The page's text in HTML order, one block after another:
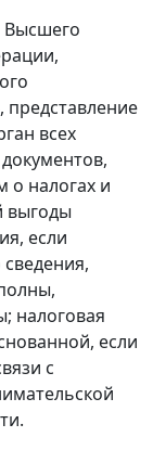
Высшего
всех
о налогах и
выгоды
если
налоговая
если
с